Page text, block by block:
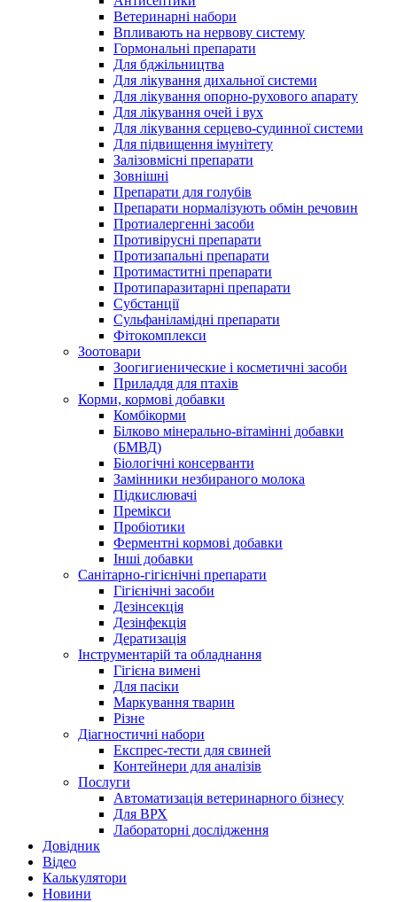
Ветеринарні набори
Впливають на нервову систему
Гормональні препарати
Для бджільництва
Для лікування дихальної системи
Для лікування опорно-рухового апарату
Для лікування очей і вух
Для лікування серцево-судинної системи
Для підвищення імунітету
Залізовмісні препарати
Зовнішні
Препарати для голубів
Препарати нормалізують обмін речовин
Протиалергенні засоби
Противірусні препарати
Протизапальні препарати
Протимаститні препарати
Протипаразитарні препарати
Субстанції
Сульфаніламідні препарати
Фітокомплекси
Зоотовари
Зоогигиенические і косметичні засоби
Приладдя для птахів
Корми, кормові добавки
Комбікорми
Білково мінерально-вітамінні добавки
(БМВД)
Біологічні консерванти
Замінники незбираного молока
Підкислювачі
Премікси
Пробіотики
Ферментні кормові добавки
Інші добавки
Санітарно-гігієнічні препарати
Гігієнічні засоби
Дезінсекція
Дезінфекція
Дератизація
Інструментарій та обладнання
Гігієна вимені
Для пасіки
Маркування тварин
Різне
Діагностичні набори
Експрес-тести для свиней
Контейнери для аналізів
Послуги
Автоматизація ветеринарного бізнесу
Для ВРХ
Лабораторні дослідження
Довідник
Відео
Калькулятори
Новини